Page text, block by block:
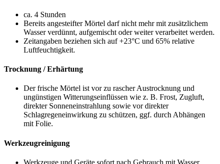
ca. 4 Stunden
Bereits angesteifter Mörtel darf nicht mehr mit zusätzlichem
Wasser verdünnt, aufgemischt oder weiter verarbeitet werden.
Zeitangaben beziehen sich auf +23°C und 65% relative
Luftfeuchtigkeit.
Trocknung / Erhärtung
Der frische Mörtel ist vor zu rascher Austrocknung und
ungünstigen Witterungseinflüssen wie z. B. Frost, Zugluft,
direkter Sonneneinstrahlung sowie vor direkter
Schlagregeneinwirkung zu schützen, ggf. durch Abhängen
mit Folie.
Werkzeugreinigung
Werkzeuge und Geräte sofort nach Gebrauch mit Wasser